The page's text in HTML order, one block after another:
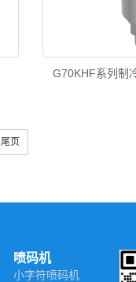
G70KHF系列制
尾页
喷码机
小字符喷码机